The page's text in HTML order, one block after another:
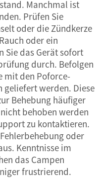
Manchmal ist
Prüfen Sie
oder die Zündkerze
oder ein
Sie das Gerät sofort
durch. Befolgen
mit den Poforce-
werden. Diese
Behebung häufiger
behoben werden
zu kontaktieren.
oder
Kenntnisse im
das Campen
frustrierend.